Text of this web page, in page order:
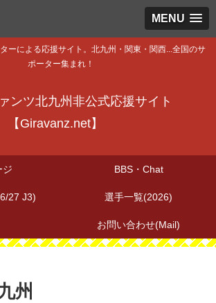
MENU
ーによる応援サイト。北九州・関東・関西...全国のサ
ポーター集まれ！
ンツ北九州非公式応援サイト
【Giravanz.net】
ジ BBS・Chat
27 J3) 選手一覧(2026)
お問い合わせ(Mail)
州